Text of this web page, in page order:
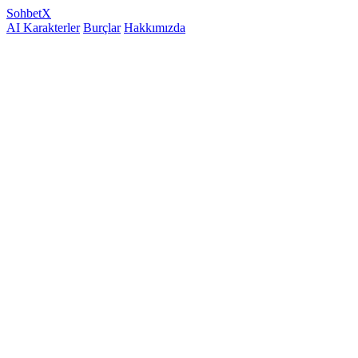
SohbetX
AI Karakterler Burçlar Hakkımızda